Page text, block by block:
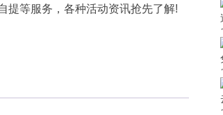
提等服务，各种活动资讯抢先了解!